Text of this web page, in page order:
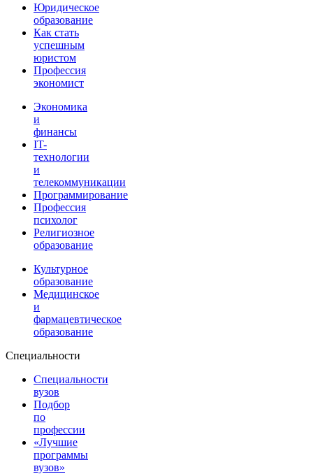
Юридическое
образование
Как стать
успешным
юристом
Профессия
экономист
Экономика
и
финансы
IT-
технологии
и
телекоммуникации
Программирование
Профессия
психолог
Религиозное
образование
Культурное
образование
Медицинское
и
фармацевтическое
образование
Специальности
Специальности
вузов
Подбор
по
профессии
«Лучшие
программы
вузов»